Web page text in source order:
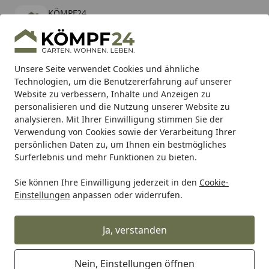
Unsere Seite verwendet Cookies und ähnliche
Technologien, um die Benutzererfahrung auf unserer
Website zu verbessern, Inhalte und Anzeigen zu
personalisieren und die Nutzung unserer Website zu
analysieren. Mit Ihrer Einwilligung stimmen Sie der
Verwendung von Cookies sowie der Verarbeitung Ihrer
persönlichen Daten zu, um Ihnen ein bestmögliches
Surferlebnis und mehr Funktionen zu bieten.
Sie können Ihre Einwilligung jederzeit in den Cookie-
Einstellungen anpassen oder widerrufen.
Ja, verstanden
Nein, Einstellungen öffnen
KÖMPF24
kostenlos - Im App Store
Hotline
Alle Produkte
Mein Konto
Suchen
Karibu Pools inkl. gratis Sandfilteranlage & Pool-
Starterset (Gesamtwert bis 468,99€)
Startseite
Alles für den Garten Terrassendach Holz
Skan Holz Terrassenüberdachung
Andria mit Mittelpfosten Breite 541
cm